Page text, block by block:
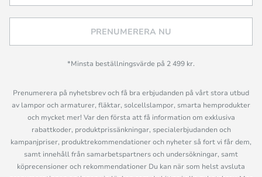
PRENUMERERA NU
*Minsta beställningsvärde på 2 499 kr.
Prenumerera på nyhetsbrev och få bra erbjudanden på vårt stora utbud
av lampor och armaturer, fläktar, solcellslampor, smarta hemprodukter
och mycket mer! Var den första att få information om exklusiva
rabattkoder, produktprissänkningar, specialerbjudanden och
kampanjpriser, produktrekommendationer och nyheter så fort vi får dem,
samt innehåll från samarbetspartners och undersökningar, samt
köprecensioner och rekommendationer Du kan när som helst avsluta